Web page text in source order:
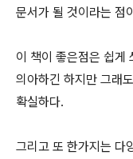
문서가 될 것이라는 점
이 책이 좋은점은 쉽게
의아하긴 하지만 그래
확실하다.
그리고 또 한가지는 다